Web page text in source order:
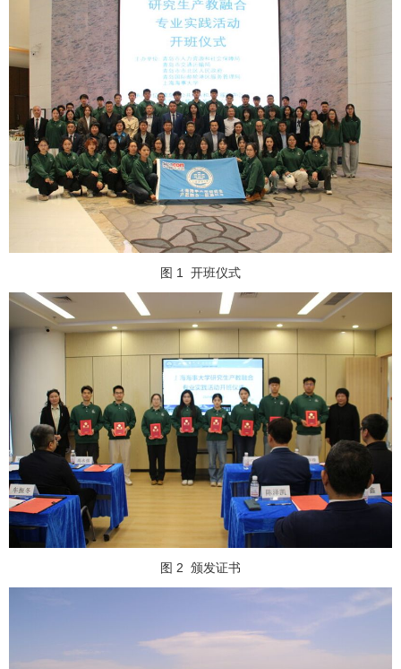
图 1 开班仪式
图 2 颁发证书